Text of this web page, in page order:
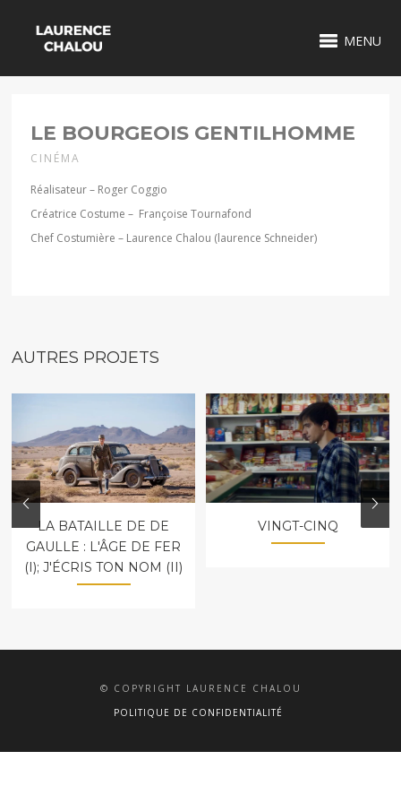
MENU
1 / 2
LE BOURGEOIS GENTILHOMME
CINÉMA
Réalisateur – Roger Coggio
Créatrice Costume – Françoise Tournafond
Chef Costumière – Laurence Chalou (laurence Schneider)
AUTRES PROJETS
LA BATAILLE DE DE
GAULLE : L'ÂGE DE FER
(I); J'ÉCRIS TON NOM (II)
VINGT-CINQ
© COPYRIGHT LAURENCE CHALOU
POLITIQUE DE CONFIDENTIALITÉ